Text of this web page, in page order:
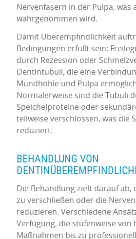
Nervenfasern in der Pulpa, was
wahrgenommen wird.
Damit Überempfindlichkeit
Bedingungen erfüllt sein:
durch Rezession oder
Dentintubuli, die eine
Mundhöhle und Pulpa
Normalerweise sind die Tubuli
Speichelproteine oder
teilweise verschlossen, was die
reduziert.
BEHANDLUNG VON
Die Behandlung zielt darauf
zu verschließen oder die
reduzieren. Verschiedene
Verfügung, die stufenweise von
Maßnahmen bis zu